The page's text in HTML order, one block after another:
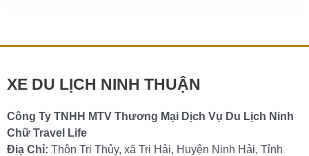
XE DU LỊCH NINH THUẬN
Công Ty TNHH MTV Thương Mại Dịch Vụ Du Lịch Ninh
Chữ Travel Life
Điạ Chỉ: Thôn Tri Thủy, xã Tri Hải, Huyện Ninh Hải, Tỉnh